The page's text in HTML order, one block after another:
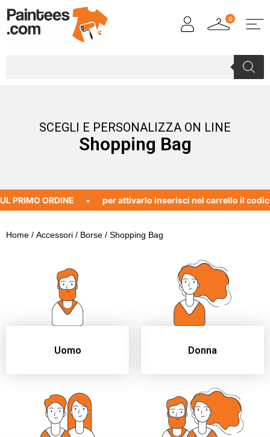
0
SCEGLI E PERSONALIZZA ON LINE
Shopping Bag
PRIMO ORDINE per attivarlo inserisci nel carrello il
Home / Accessori / Borse / Shopping Bag
Uomo Donna